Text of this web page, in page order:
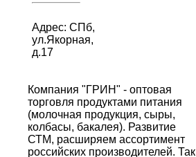
Адрес: СПб,
ул.Якорная,
д.17
Компания "ГРИН" - оптовая
торговля продуктами питания
(молочная продукция, сыры,
колбасы, бакалея). Развитие
СТМ, расширяем ассортимент
российских производителей. Так